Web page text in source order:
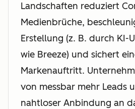
Landschaften reduziert
Medienbrüche,
Erstellung (z. B. durch KI-
wie Breeze) und sichert
Markenauftritt.
von messbar mehr Leads
nahtloser Anbindung an